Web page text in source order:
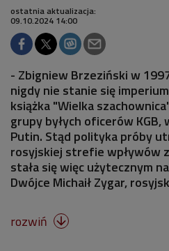
ostatnia aktualizacja:
09.10.2024 14:00
- Zbigniew Brzeziński w
nigdy nie stanie się
książka "Wielka
grupy byłych oficerów
Putin. Stąd polityka próby
rosyjskiej strefie wpływów
stała się więc użytecznym
Dwójce Michaił Zygar,
rozwiń 